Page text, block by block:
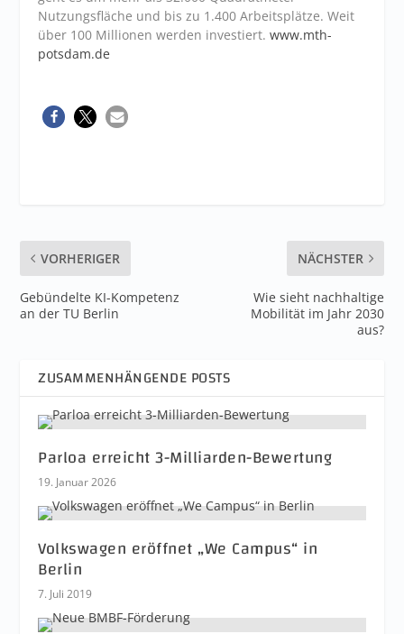
Nutzungsfläche und bis zu 1.400 Arbeitsplätze. Weit
über 100 Millionen werden investiert.www.mth-
potsdam.de
VORHERIGER
Gebündelte KI-Kompetenz
an der TU Berlin
NÄCHSTER
Wie sieht nachhaltige
Mobilität im Jahr 2030
aus?
ZUSAMMENHÄNGENDE POSTS
Parloa erreicht 3-Milliarden-Bewertung
19. Januar 2026
Volkswagen eröffnet „We Campus“ in
Berlin
7. Juli 2019